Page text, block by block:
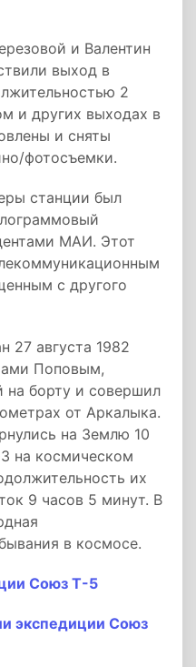
и Валентин
выход в
2
и других выходах в
и сняты
фотосъемки.
станции был
МАИ. Этот
с другого
27 августа 1982
Поповым,
борту и совершил
от Аркалыка.
на Землю 10
на космическом
их
9 часов 5 минут. В
в космосе.
Союз Т-5
экспедиции Союз